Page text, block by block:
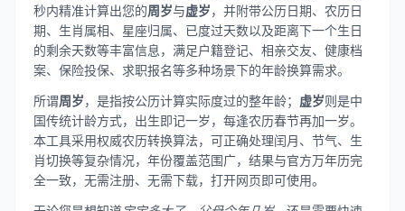
秒内精准计算出您的周岁与虚岁，并附带公历日期、农历日
期、生肖属相、星座归属、已度过天数以及距离下一个生日
的剩余天数等丰富信息，满足户籍登记、相亲交友、健康档
案、保险投保、求职报名等多种场景下的年龄换算需求。
所谓周岁，是指按公历计算实际度过的整年龄； 虚岁则是中
国传统计龄方式，出生即记一岁，每逢农历春节再加一岁。
本工具采用权威农历转换算法，可正确处理闰月、节气、生
肖切换等复杂情况，年份覆盖范围广，结果与官方万年历完
全一致，无需注册、无需下载，打开网页即可使用。